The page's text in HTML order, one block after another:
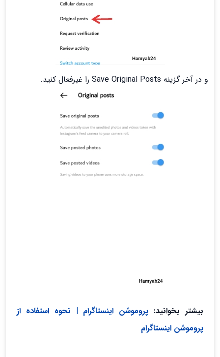
و در آخر گزینه Save Original Posts را غیرفعال کنید.
بیشتر بخوانید: پروموشن اینستاگرام | نحوه استفاده از
پروموشن اینستاگرام